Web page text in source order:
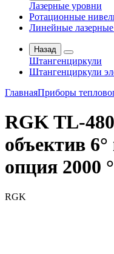
Лазерные уровни
Ротационные
Линейные
Назад
Штангенциркули
Штангенциркули
ГлавнаяПриборы
RGK TL-
объектив
опция 2000
RGK